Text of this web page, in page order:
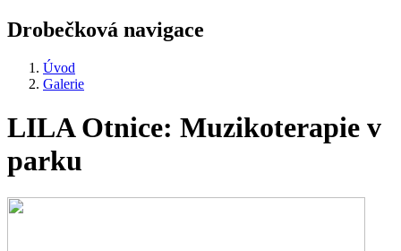
Drobečková navigace
Úvod
Galerie
LILA Otnice: Muzikoterapie v
parku